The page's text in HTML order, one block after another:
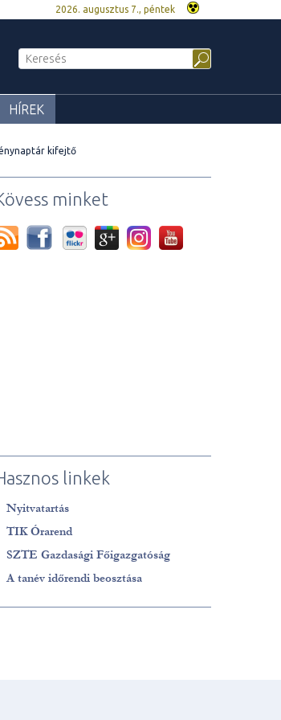
2026. augusztus 7., péntek
HÍREK
kifejtő
minket
linkek
Nyitvatartás
TIK Órarend
SZTE Gazdasági Főigazgatóság
A tanév időrendi beosztása